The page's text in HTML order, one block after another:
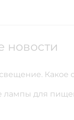
новости
Какое
лампы для